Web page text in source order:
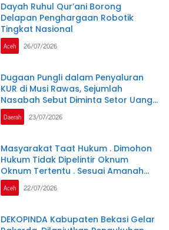
Dayah Ruhul Qur’ani Borong
Delapan Penghargaan Robotik
Tingkat Nasional
Aceh 26/07/2026
Dugaan Pungli dalam Penyaluran
KUR di Musi Rawas, Sejumlah
Nasabah Sebut Diminta Setor Uang
Jutaan Rupiah
Daerah 23/07/2026
Masyarakat Taat Hukum . Dimohon
Hukum Tidak Dipelintir Oknum
Oknum Tertentu . Sesuai Amanah
UU1945 Pasal 27
Aceh 22/07/2026
DEKOPINDA Kabupaten Bekasi Gelar